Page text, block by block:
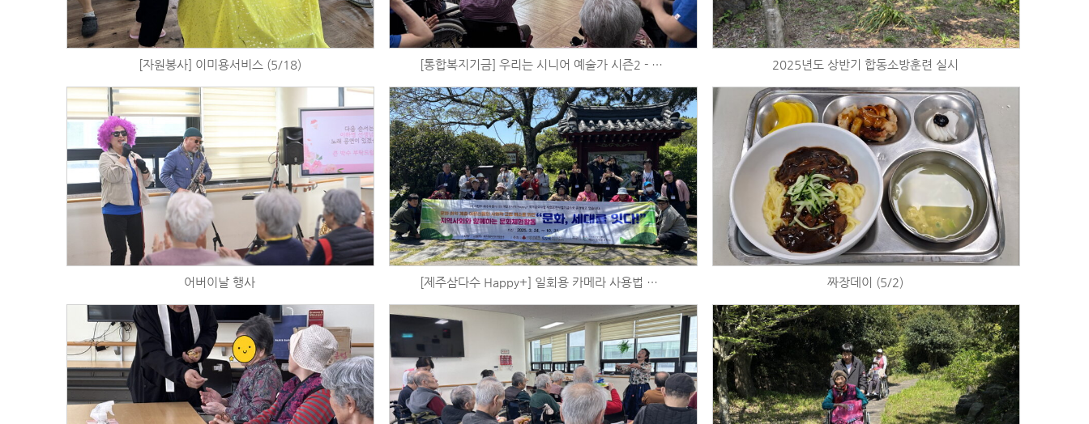
[자원봉사] 이미용서비스 (5/18) [통합복지기금] 우리는 시니어 예술가 시즌2 - 음악활동 (5/15) 2025년도 상반기 합동소방훈련 실시
어버이날 행사 [제주삼다수 Happy+] 일회용 카메라 사용법 배우기 및 혼인지 출사 (5/4) 짜장데이 (5/2)